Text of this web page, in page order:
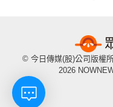
© 今日傳媒(股)公司版權
2026